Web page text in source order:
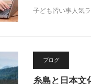
子ども習い事人気
ブログ
糸島と日本文